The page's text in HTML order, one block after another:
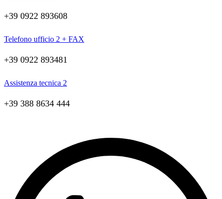
+39 0922 893608
Telefono ufficio 2 + FAX
+39 0922 893481
Assistenza tecnica 2
+39 388 8634 444